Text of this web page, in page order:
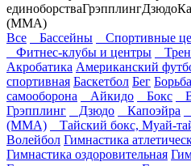
единоборстваГрэпплингДзюдо
(ММА)
Все
Бассейны Спортивные
Фитнес-клубы и центры
Акробатика Американский
спортивная Баскетбол Бег
самооборона
Айкидо Бокс
Грэпплинг
Дзюдо Капоэйра
(ММА)
Тайский бокс, Муай-
Волейбол Гимнастика
Гимнастика оздоровительная